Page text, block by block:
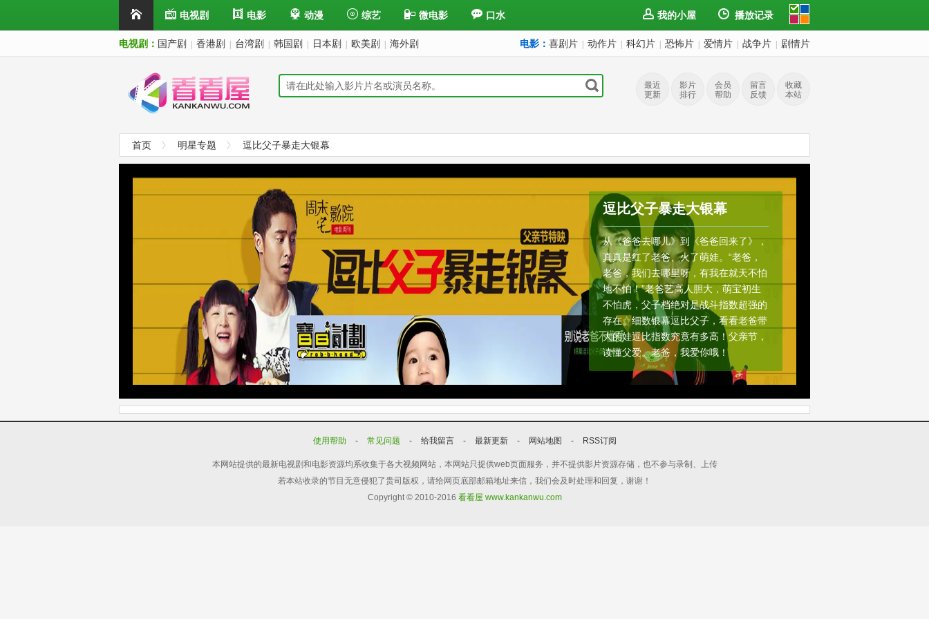
电视剧 电影 动漫 综艺 微电影 口水 我的小屋 播放记录
电视剧： 国产剧 香港剧 台湾剧 韩国剧 日本剧 欧美剧 海外剧 电影： 喜剧片 动作片 科幻片 恐怖片 爱情片 战争片 剧情片
最近
更新
影片
排行
会员
帮助
留言
反馈
收藏
本站
首页 明星专题 逗比父子暴走大银幕
逗比父子暴走大银幕
从《爸爸去哪儿》到《爸爸回来了》，
真真是红了老爸、火了萌娃。“老爸，
老爸，我们去哪里呀，有我在就天不怕
地不怕！”老爸艺高人胆大，萌宝初生
不怕虎，父子档绝对是战斗指数超强的
存在。细数银幕逗比父子，看看老爸带
大的娃逗比指数究竟有多高！父亲节，
读懂父爱。老爸，我爱你哦！
使用帮助 - 常见问题 - 给我留言 - 最新更新 - 网站地图 - RSS订阅
本网站提供的最新电视剧和电影资源均系收集于各大视频网站，本网站只提供web页面服务，并不提供影片资源存储，也不参与录制、上传
若本站收录的节目无意侵犯了贵司版权，请给网页底部邮箱地址来信，我们会及时处理和回复，谢谢！
Copyright © 2010-2016 看看屋 www.kankanwu.com